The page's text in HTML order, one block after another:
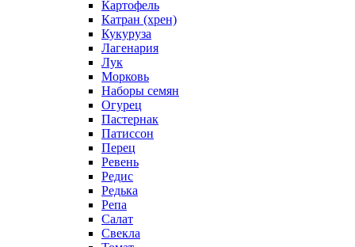
Картофель
Катран (хрен)
Кукуруза
Лагенария
Лук
Морковь
Наборы семян
Огурец
Пастернак
Патиссон
Перец
Ревень
Редис
Редька
Репа
Салат
Свекла